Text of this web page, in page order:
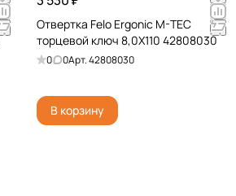
Отвертка Felo Ergonic M-TEC
торцевой ключ 8,0X110 42808030
0 0Арт.42808030
В корзину